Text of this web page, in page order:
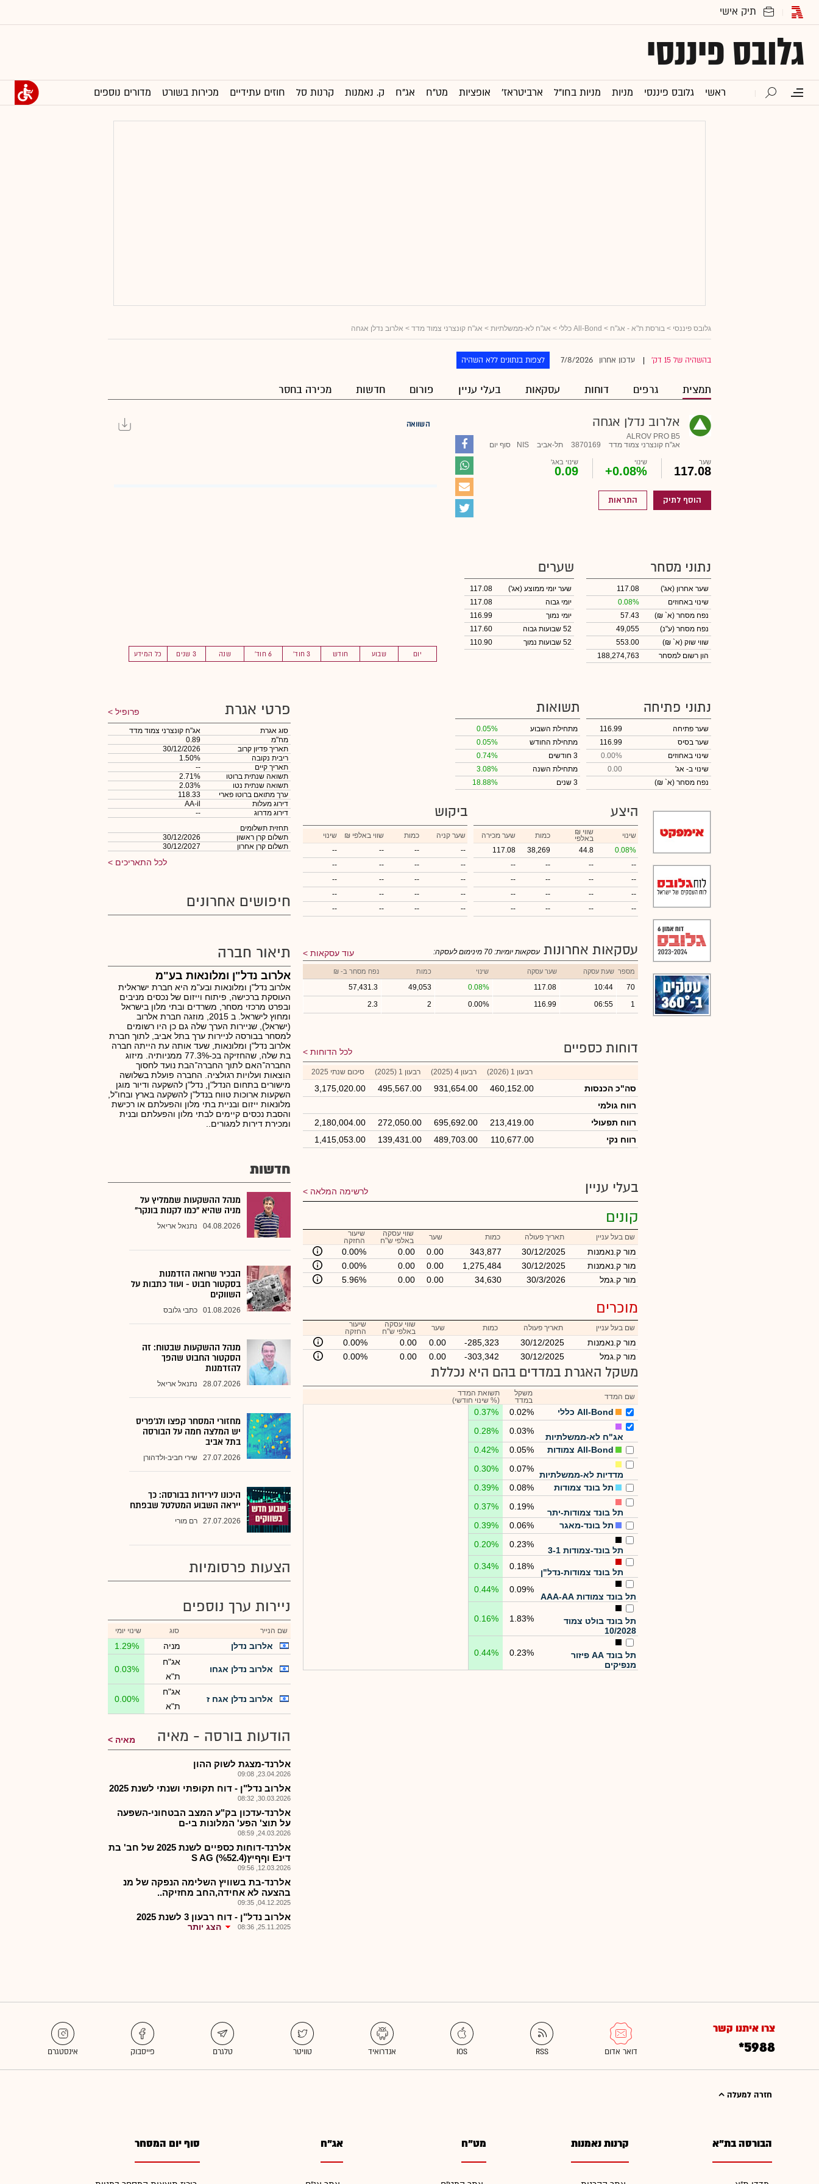
גלובס פיננסי
ראשי גלובס פיננסי מניות מניות בחו"ל ארביטראז' אופציות מט"ח אג"ח ק. נאמנות קרנות סל חוזים עתידיים מכירות בשורט מדורים נוספים
גלובס פיננסי > בורסת ת"א - אג"ח > All-Bond כללי > אג"ח לא-ממשלתיות > אג"ח קונצרני צמוד מדד > אלרוב נדלן אגחה
בהשהיה של 15 דק' עדכון אחרון 7/8/2026 לצפות בנתונים ללא השהיה
תמצית גרפים דוחות עסקאות בעלי עניין פורום חדשות מכירה בחסר
אלרוב נדלן אגחה
ALROV PRO B5
אג"ח קונצרני צמוד מדד
3870169 תל-אביב NIS סוף יום
שער
117.08
שינוי
+0.08%
שינוי באג'
0.09
הוסף לתיק התראות
השוואה
יום שבוע חודש 3 חוד' 6 חוד' שנה 3 שנים כל המידע
נתוני מסחר
שער אחרון (אג')
117.08
שינוי באחוזים
0.08%
נפח מסחר (א` ₪)
57.43
נפח מסחר (ע"נ)
49,055
שווי שוק (א` ₪)
553.00
הון רשום למסחר
188,274,763
שערים
שער יומי ממוצע (אג')
117.08
יומי גבוה
117.08
יומי נמוך
116.99
52 שבועות גבוה
117.60
52 שבועות נמוך
110.90
נתוני פתיחה
שער פתיחה
116.99
שער בסיס
116.99
שינוי באחוזים
0.00%
שינוי ב- אג'
0.00
נפח מסחר (א` ₪)
תשואות
מתחילת השבוע
0.05%
מתחילת החודש
0.05%
3 חודשים
0.74%
מתחילת השנה
3.08%
3 שנים
18.88%
היצע
שינוי ₪ שווי
באלפי כמות
שער מכירה
0.08%
44.8
38,269
117.08
--
--
--
--
--
--
--
--
--
--
--
--
--
--
--
--
ביקוש
שער קניה כמות ₪ שווי באלפי
שינוי
--
--
--
--
--
--
--
--
--
--
--
--
--
--
--
--
--
--
--
--
עסקאות אחרונות עוד עסקאות עסקאות יומיות: 70 מינימום לעסקה:
מספר שעת עסקה שער עסקה שינוי כמות נפח מסחר ב- ₪
70
10:44
117.08
0.08%
49,053
57,431.3
1
06:55
116.99
0.00%
2
2.3
דוחות כספיים לכל הדוחות
רבעון 1 (2026) רבעון 4 (2025) רבעון 1 (2025) סיכום שנתי 2025
סה"כ הכנסות 460,152.00
931,654.00
495,567.00
3,175,020.00
רווח גולמי
רווח תפעולי
213,419.00
695,692.00
272,050.00
2,180,004.00
רווח נקי
110,677.00
489,703.00
139,431.00
1,415,053.00
בעלי עניין לרשימה המלאה
קונים
שם בעל עניין תאריך פעולה כמות שער
שווי עסקה
באלפי ש"ח
שיעור
החזקה
מור ק.נאמנות 30/12/2025
343,877
0.00
0.00
0.00%
מור ק.נאמנות
30/12/2025
1,275,484
0.00
0.00
0.00%
מור ק.גמל
30/3/2026
34,630
0.00
0.00
5.96%
מוכרים
שם בעל עניין תאריך פעולה כמות שער
שווי עסקה
באלפי ש"ח
שיעור
החזקה
מור ק.נאמנות 30/12/2025
-285,323
0.00
0.00
0.00%
מור ק.גמל
30/12/2025
-303,342
0.00
0.00
0.00%
משקל האגרת במדדים בהם היא נכללת
שם המדד
משקל
במדד
תשואת המדד
(% שינוי חודשי)
All-Bond כללי 0.02%
0.37%
אג"ח לא-ממשלתיות
0.03%
0.28%
All-Bond צמודות
0.05%
0.42%
מדדיות לא-ממשלתיות
0.07%
0.30%
תל בונד צמודות
0.08%
0.39%
תל בונד צמודות-יתר
0.19%
0.37%
תל בונד-מאגר
0.06%
0.39%
תל בונד-צמודות 3-1
0.23%
0.20%
תל בונד צמודות-נדל"ן
0.18%
0.34%
תל בונד צמודות AAA-AA
0.09%
0.44%
תל בונד בולט צמוד
10/2028
1.83%
0.16%
תל בונד AA פיזור
מנפיקים
0.23%
0.44%
פרטי אגרת פרופיל
סוג אגרת
אג"ח קונצרני צמוד מדד
מח"מ
0.89
תאריך פדיון קרוב
30/12/2026
ריבית נקובה
1.50%
תאריך קיים
--
תשואה שנתית ברוטו
2.71%
תשואה שנתית נטו
2.03%
ערך מתואם ברוטו פארי
118.33
דירוג מעלות
AA-il
דירוג מדרוג
--
תחזית תשלומים
תשלום קרן ראשון
30/12/2026
תשלום קרן אחרון
30/12/2027
לכל התאריכים
חיפושים אחרונים
תיאור חברה
אלרוב נדל"ן ומלונאות בע"מ
אלרוב נדל"ן ומלונאות ובע"מ היא חברת ישראלית
העוסקת ברכישה, פיתוח וייזום של נכסים מניבים
ובפרט מרכזי מסחר, משרדים ובתי מלון בישראל
ומחוץ לישראל. ב 2015, מוזגה חברת אלרוב
(ישראל), שניירות הערך שלה גם כן היו רשומים
למסחר בבורסה לניירות ערך בתל אביב, לתוך חברת
אלרוב נדל"ן ומלונאות, שעד אותה עת הייתה חברה
בת שלה, שהחזיקה בכ-77.3% ממניותיה. מיזוג
החברה־האם לתוך החברה־הבת נועד לחסוך
הוצאות ועלויות רגולציה. החברה פועלת בשלושה
מישורים בתחום הנדל"ן, נדל"ן להשקעה ודיור מוגן
השקעות ארוכות טווח בנדל"ן להשקעה בארץ ובחו"ל,
מלונאות ייזום ובניית בתי מלון והפעלתם או רכישת
והסבת נכסים קיימים לבתי מלון והפעלתם ובנית
ומכירת דירות למגורים..
חדשות
מנהל ההשקעות שממליץ על
מניה שהיא "כמו לקנות בונקר"
04.08.2026 נתנאל אריאל
הבכיר שרואה הזדמנות
בסקטור חבוט - ועוד כתבות על
השווקים
01.08.2026 כתבי גלובס
מנהל ההשקעות שבטוח: זה
הסקטור החבוט שהפך
להזדמנות
28.07.2026 נתנאל אריאל
מחזורי המסחר קפצו ולג'פריס
יש המלצה חמה על הבורסה
בתל אביב
27.07.2026 שירי חביב-ולדהורן
היכונו לירידות בבורסה: כך
ייראה השבוע המטלטל שבפתח
27.07.2026 רם מורי
הצעות פרסומיות
ניירות ערך נוספים
שם הנייר סוג שינוי יומי
אלרוב נדלן מניה 1.29%
אלרוב נדלן אגחו
אג"ח
ת"א
0.03%
אלרוב נדלן אגח ז
אג"ח
ת"א
0.00%
הודעות בורסה - מאיה מאיה
אלרנד-מצגת לשוק ההון
23.04.2026, 09:08
אלרוב נדל"ן - דוח תקופתי ושנתי לשנת 2025
30.03.2026, 08:32
אלרנד-עדכון בק"ע המצב הבטחוני-השפעה
על תוצ' הפע' המלונות בי-ם
24.03.2026, 08:59
אלרנד-דוחות כספיים לשנת 2025 של חב' בת
דינE וףףיץS AG (%52.4)
12.03.2026, 09:56
אלרנד-בת בשוויץ השלימה הנפקה של מנ
בהצעה לא אחידה,החב מחזיקה..
04.12.2025, 09:35
אלרוב נדל"ן - דוח רבעון 3 לשנת 2025
25.11.2025, 08:36 הצג יותר
צרו איתנו קשר
*5988
חזרה למעלה
הבורסה בת"א קרנות נאמנות מט"ח אג"ח סוף יום המסחר